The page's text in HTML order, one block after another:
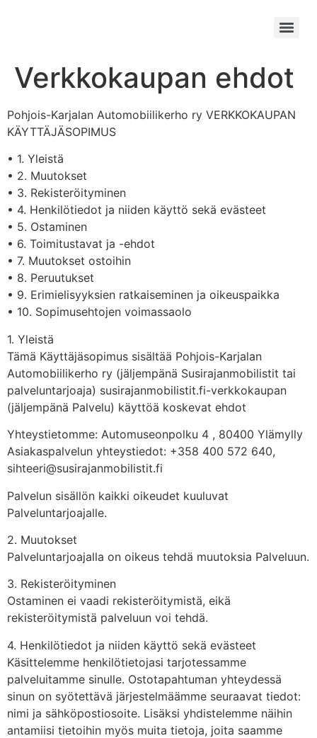
Verkkokaupan ehdot
Pohjois-Karjalan Automobiilikerho ry VERKKOKAUPAN
KÄYTTÄJÄSOPIMUS
• 1. Yleistä
• 2. Muutokset
• 3. Rekisteröityminen
• 4. Henkilötiedot ja niiden käyttö sekä evästeet
• 5. Ostaminen
• 6. Toimitustavat ja -ehdot
• 7. Muutokset ostoihin
• 8. Peruutukset
• 9. Erimielisyyksien ratkaiseminen ja oikeuspaikka
• 10. Sopimusehtojen voimassaolo
1. Yleistä
Tämä Käyttäjäsopimus sisältää Pohjois-Karjalan
Automobiilikerho ry (jäljempänä Susirajanmobilistit tai
palveluntarjoaja) susirajanmobilistit.fi-verkkokaupan
(jäljempänä Palvelu) käyttöä koskevat ehdot
Yhteystietomme: Automuseonpolku 4 , 80400 Ylämylly
Asiakaspalvelun yhteystiedot: +358 400 572 640,
sihteeri@susirajanmobilistit.fi
Palvelun sisällön kaikki oikeudet kuuluvat
Palveluntarjoajalle.
2. Muutokset
Palveluntarjoajalla on oikeus tehdä muutoksia Palveluun.
3. Rekisteröityminen
Ostaminen ei vaadi rekisteröitymistä, eikä
rekisteröitymistä palveluun voi tehdä.
4. Henkilötiedot ja niiden käyttö sekä evästeet
Käsittelemme henkilötietojasi tarjotessamme
palveluitamme sinulle. Ostotapahtuman yhteydessä
sinun on syötettävä järjestelmäämme seuraavat tiedot:
nimi ja sähköpostiosoite. Lisäksi yhdistelemme näihin
antamiisi tietoihin myös muita tietoja, joita saamme